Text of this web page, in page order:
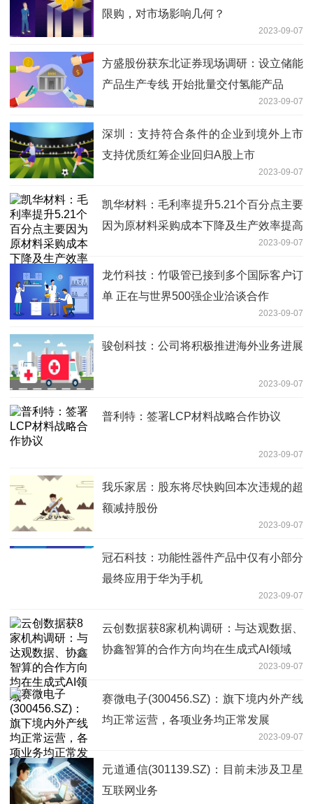
限购，对市场影响几何？
2023-09-07
方盛股份获东北证券现场调研：设立储能
产品生产专线 开始批量交付氢能产品
2023-09-07
深圳：支持符合条件的企业到境外上市
支持优质红筹企业回归A股上市
2023-09-07
凯华材料：毛利率提升5.21个百分点主要
因为原材料采购成本下降及生产效率提高
2023-09-07
龙竹科技：竹吸管已接到多个国际客户订
单 正在与世界500强企业洽谈合作
2023-09-07
骏创科技：公司将积极推进海外业务进展
2023-09-07
普利特：签署LCP材料战略合作协议
2023-09-07
我乐家居：股东将尽快购回本次违规的超
额减持股份
2023-09-07
冠石科技：功能性器件产品中仅有小部分
最终应用于华为手机
2023-09-07
云创数据获8家机构调研：与达观数据、
协鑫智算的合作方向均在生成式AI领域
2023-09-07
赛微电子(300456.SZ)：旗下境内外产线
均正常运营，各项业务均正常发展
2023-09-07
元道通信(301139.SZ)：目前未涉及卫星
互联网业务